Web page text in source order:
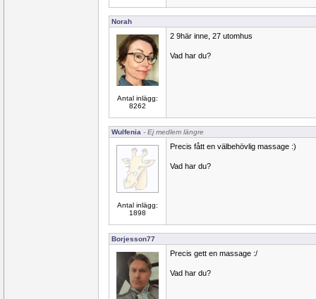
Norah
Antal inlägg:
8262
2 9här inne, 27 utomhus
Vad har du?
Wulfenia - Ej medlem längre
Antal inlägg:
1898
Precis fått en välbehövlig massage :)
Vad har du?
Borjesson77
Precis gett en massage :/
Vad har du?